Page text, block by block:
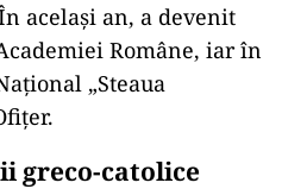
același an, a devenit
Române, iar în
„Steaua
greco-catolice